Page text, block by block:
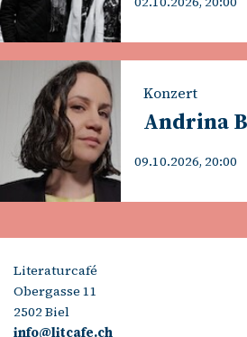
Konzert
Andrina
09.10.2026, 20:00
Literaturcafé
Obergasse 11
2502 Biel
info@litcafe.ch